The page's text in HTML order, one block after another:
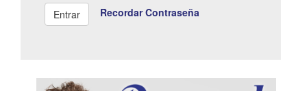
Recordar Contraseña